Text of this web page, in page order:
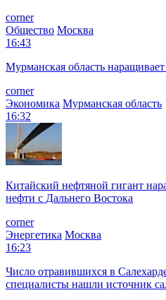
corner
Общество Москва
16:43
Мурманская область
corner
Экономика Мурманская область
16:32
Китайский нефтяной гигант
нефти с Дальнего Востока
corner
Энергетика Москва
16:23
Число отравившихся в
специалисты нашли источник